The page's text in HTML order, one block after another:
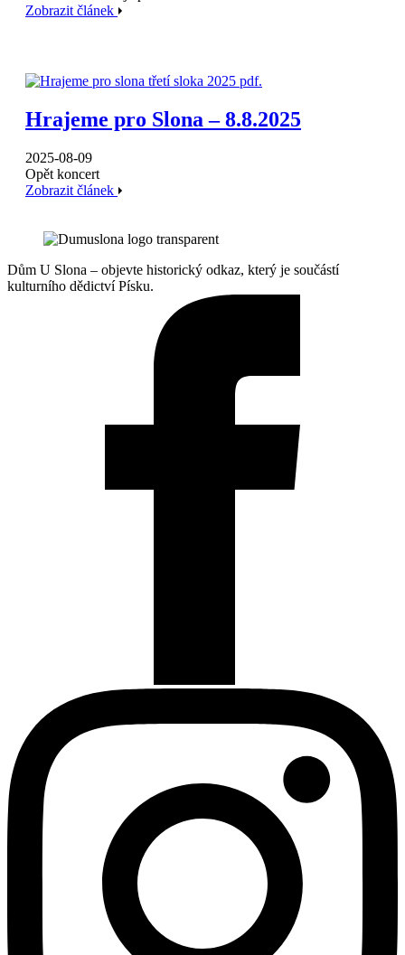
Zobrazit článek
Hrajeme pro Slona – 8.8.2025
2025-08-09
Opět koncert
Zobrazit článek
Dům U Slona – objevte historický odkaz, který je součástí
kulturního dědictví Písku.